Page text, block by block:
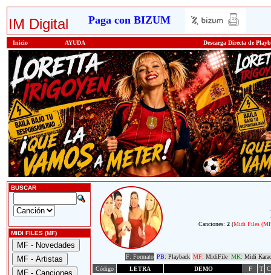
IM Digital Paga con BIZUM
Inicio AYUDA Descarga Directa de
BUSCAR
MIDI FILES (MF)
Canciones: 2 (Midi Files
F: Formato PB: Playback MF: MidiFile MK: Midi
Código
LETRA DEMO F T C